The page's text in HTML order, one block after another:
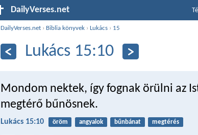
DailyVerses.net
DailyVerses.net › Biblia könyvek ›Lukács › 15
Lukács 15:10
Mondom nektek, így fognak örülni az
megtérő bűnösnek.
Lukács 15:10 öröm angyalok bűnbánat megtérés